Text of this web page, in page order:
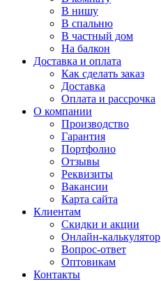
В нишу
В спальню
В частный дом
На балкон
Доставка и оплата
Как сделать заказ
Доставка
Оплата и рассрочка
О компании
Производство
Гарантия
Портфолио
Отзывы
Реквизиты
Вакансии
Карта сайта
Клиентам
Скидки и акции
Онлайн-калькулятор
Вопрос-ответ
Оптовикам
Контакты